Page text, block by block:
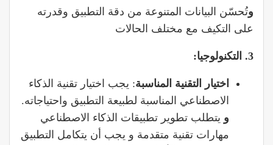
وتُحسّن البيانات المتنوعة من دقة التطبيق وقدرته
على التكيف مع مختلف الحالات
3. التكنولوجيا:
اختيار التقنية المناسبة: يجب اختيار تقنية الذكاء
الاصطناعي المناسبة لطبيعة التطبيق واحتياجاته.
و يتطلب تطوير تطبيقات الذكاء الاصطناعي
مهارات تقنية متقدمة و يجب أن يتكامل التطبيق